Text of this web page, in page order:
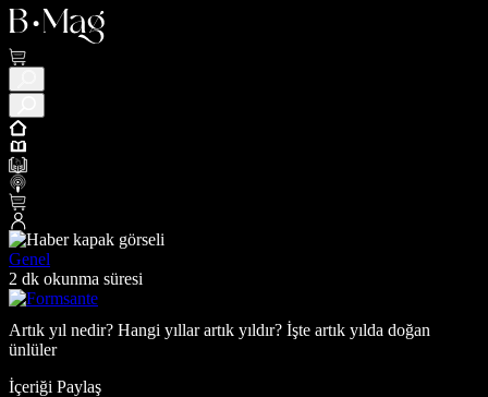
Genel
2 dk okunma süresi
Artık yıl nedir? Hangi yıllar artık yıldır? İşte artık yılda doğan
ünlüler
İçeriği Paylaş